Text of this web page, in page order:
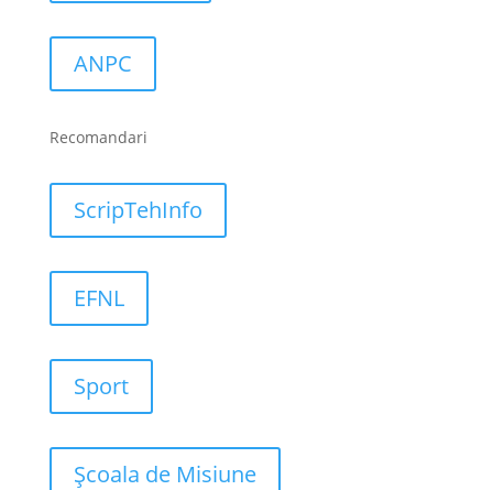
ANPC
Recomandari
ScripTehInfo
EFNL
Sport
Școala de Misiune